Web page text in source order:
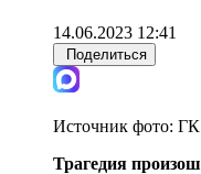
14.06.2023 12:41
Поделиться
Источник фото: ГК
Трагедия